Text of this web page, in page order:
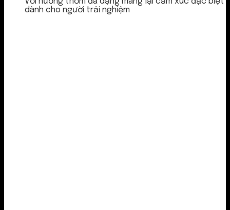
dành cho người trải nghiệm